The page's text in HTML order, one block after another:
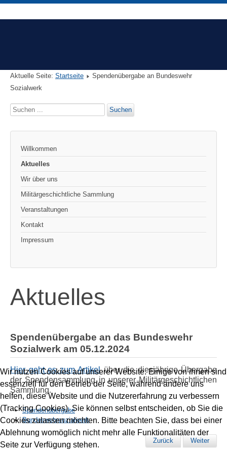
Aktuelle Seite: Startseite
Spendenübergabe an Bundeswehr
Sozialwerk
Suchen
Suchen
Willkommen
Aktuelles
Wir über uns
Militärgeschichtliche Sammlung
Veranstaltungen
Kontakt
Impressum
Aktuelles
Spendenübergabe an das Bundeswehr
Sozialwerk am 05.12.2024
Hier geht es zum Artikelüber die diesjährige Übergabe
der Spendensammlung in unserer Militärgeschichtlichen
Sammlung.
Spendenübergabe
Bundeswehrsozialwerk
Zurück Weiter
Wir nutzen Cookies auf unserer Website. Einige von ihnen sind
essenziell für den Betrieb der Seite, während andere uns
helfen, diese Website und die Nutzererfahrung zu verbessern
(Tracking Cookies). Sie können selbst entscheiden, ob Sie die
Cookies zulassen möchten. Bitte beachten Sie, dass bei einer
Ablehnung womöglich nicht mehr alle Funktionalitäten der
Seite zur Verfügung stehen.